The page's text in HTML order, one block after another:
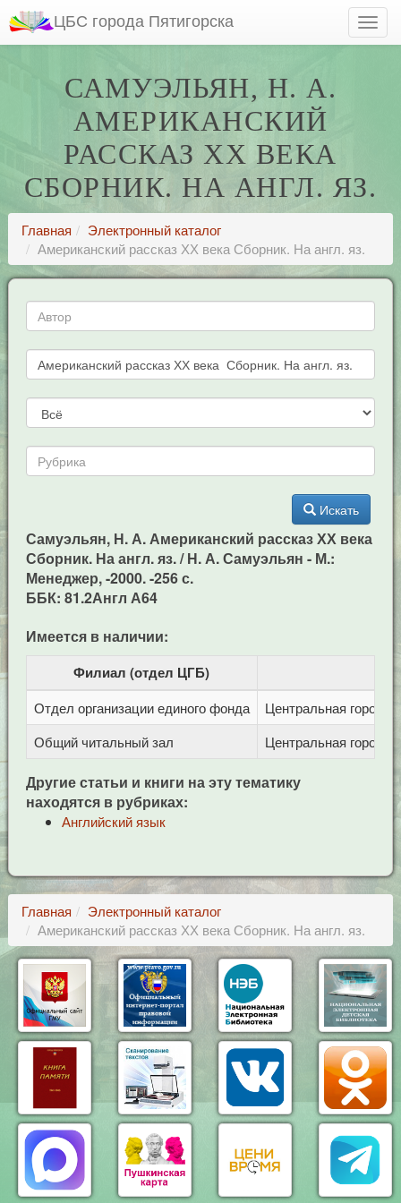
ЦБС города Пятигорска
САМУЭЛЬЯН, Н. А.
АМЕРИКАНСКИЙ
РАССКАЗ ХХ ВЕКА
СБОРНИК. НА АНГЛ. ЯЗ.
Главная
Электронный каталог
Американский рассказ ХХ века Сборник. На англ. яз.
Искать
Самуэльян, Н. А. Американский рассказ ХХ века
Сборник. На англ. яз. / Н. А. Самуэльян - М.:
Менеджер, -2000. -256 с.
ББК: 81.2Англ А64
Имеется в наличии:
Филиал (отдел ЦГБ)
Отдел организации единого фонда
Центральная
Общий читальный зал
Центральная
Другие статьи и книги на эту тематику
находятся в рубриках:
Английский язык
Главная
Электронный каталог
Американский рассказ ХХ века Сборник. На англ. яз.